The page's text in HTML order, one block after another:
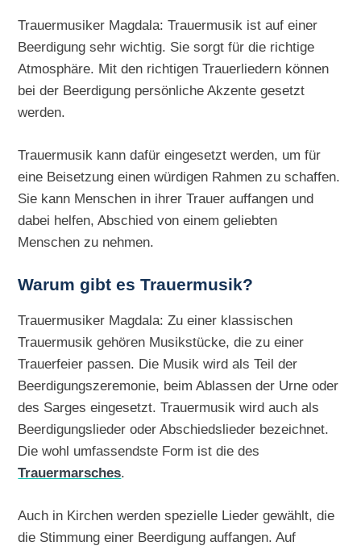
Trauermusiker Magdala: Trauermusik ist auf einer
Beerdigung sehr wichtig. Sie sorgt für die richtige
Atmosphäre. Mit den richtigen Trauerliedern können
bei der Beerdigung persönliche Akzente gesetzt
werden.
Trauermusik kann dafür eingesetzt werden, um für
eine Beisetzung einen würdigen Rahmen zu schaffen.
Sie kann Menschen in ihrer Trauer auffangen und
dabei helfen, Abschied von einem geliebten
Menschen zu nehmen.
Warum gibt es Trauermusik?
Trauermusiker Magdala: Zu einer klassischen
Trauermusik gehören Musikstücke, die zu einer
Trauerfeier passen. Die Musik wird als Teil der
Beerdigungszeremonie, beim Ablassen der Urne oder
des Sarges eingesetzt. Trauermusik wird auch als
Beerdigungslieder oder Abschiedslieder bezeichnet.
Die wohl umfassendste Form ist die des
Trauermarsches.
Auch in Kirchen werden spezielle Lieder gewählt, die
die Stimmung einer Beerdigung auffangen. Auf